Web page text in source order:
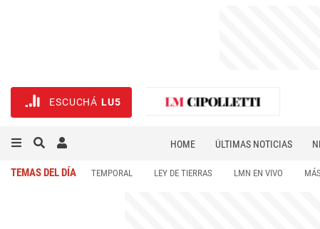
ESCUCHÁ LU5
HOME ÚLTIMAS NOTICIAS
TEMAS DEL DÍA TEMPORAL LEY DE TIERRAS LMN EN VIVO